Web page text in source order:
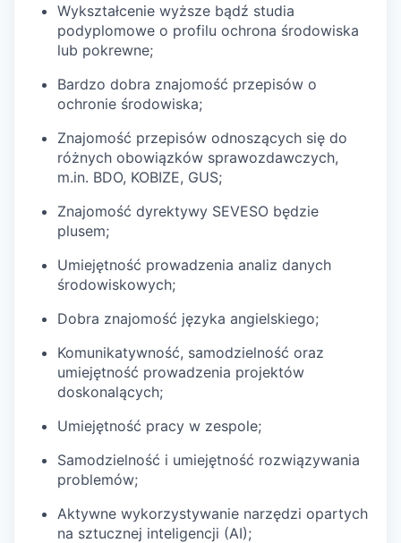
Wykształcenie wyższe bądź studia
podyplomowe o profilu ochrona środowiska
lub pokrewne;
Bardzo dobra znajomość przepisów o
ochronie środowiska;
Znajomość przepisów odnoszących się do
różnych obowiązków sprawozdawczych,
m.in. BDO, KOBIZE, GUS;
Znajomość dyrektywy SEVESO będzie
plusem;
Umiejętność prowadzenia analiz danych
środowiskowych;
Dobra znajomość języka angielskiego;
Komunikatywność, samodzielność oraz
umiejętność prowadzenia projektów
doskonalących;
Umiejętność pracy w zespole;
Samodzielność i umiejętność rozwiązywania
problemów;
Aktywne wykorzystywanie narzędzi opartych
na sztucznej inteligencji (AI);